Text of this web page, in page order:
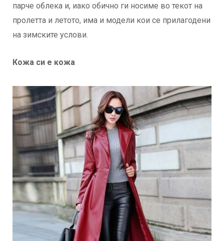
парче облека и, иако обично ги носиме во текот на
пролетта и летото, има и модели кои се прилагодени
на зимските услови.
Кожа си е кожа